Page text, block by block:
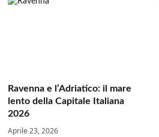
Ravenna e l’Adriatico: il mare
lento della Capitale Italiana
2026
Aprile 23, 2026